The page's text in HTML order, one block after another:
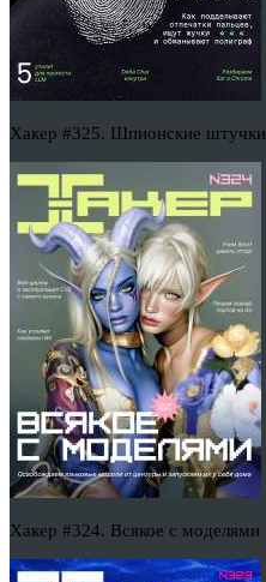
Хакер #325. Шпионские штучки
Хакер #324. Всякое с моделями